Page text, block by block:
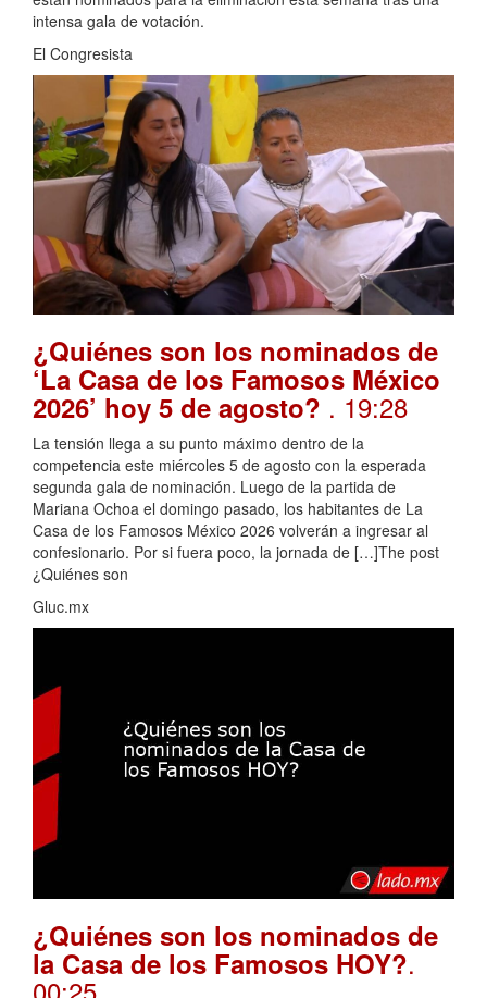
intensa gala de votación.
El Congresista
¿Quiénes son los nominados de
‘La Casa de los Famosos México
2026’ hoy 5 de agosto? . 19:28
La tensión llega a su punto máximo dentro de la
competencia este miércoles 5 de agosto con la esperada
segunda gala de nominación. Luego de la partida de
Mariana Ochoa el domingo pasado, los habitantes de La
Casa de los Famosos México 2026 volverán a ingresar al
confesionario. Por si fuera poco, la jornada de […]The post
¿Quiénes son
Gluc.mx
¿Quiénes son los nominados de
la Casa de los Famosos HOY?.